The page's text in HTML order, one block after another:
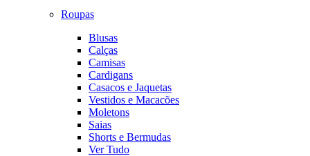
Roupas
Blusas
Calças
Camisas
Cardigans
Casacos e Jaquetas
Vestidos e Macacões
Moletons
Saias
Shorts e Bermudas
Ver Tudo